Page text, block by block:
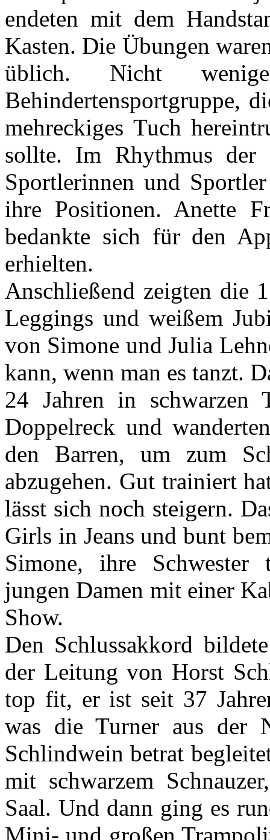
endeten mit dem
Kasten. Die Übungen
üblich. Nicht
Behindertensportgruppe,
mehreckiges Tuch
sollte. Im Rhythmus der
Sportlerinnen und
ihre Positionen. Anette
bedankte sich für den
erhielten.
Anschließend zeigten die
Leggings und weißem
von Simone und Julia
kann, wenn man es tanzt.
24 Jahren in schwarzen
Doppelreck und
den Barren, um zum
abzugehen. Gut trainiert
lässt sich noch steigern.
Girls in Jeans und bunt
Simone, ihre Schwester
jungen Damen mit einer
Show.
Den Schlussakkord
der Leitung von Horst
top fit, er ist seit 37
was die Turner aus der
Schlindwein betrat
mit schwarzem
Saal. Und dann ging es